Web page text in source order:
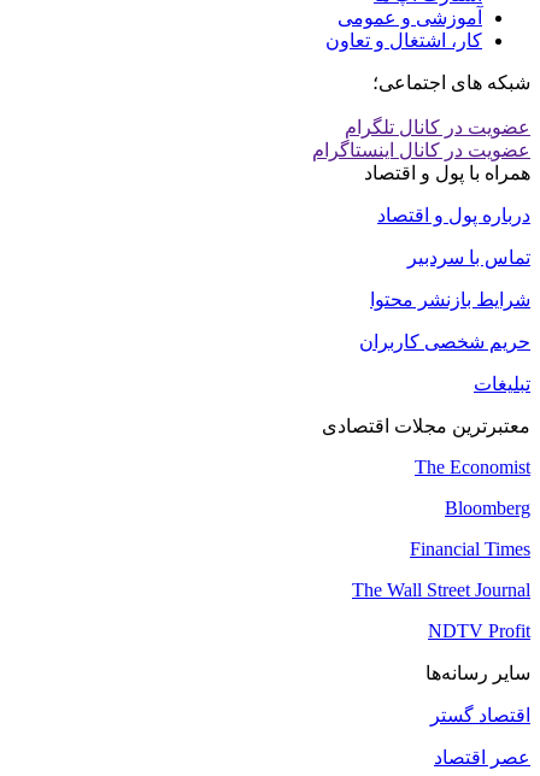
آموزشی و عمومی
کار، اشتغال و تعاون
شبکه های اجتماعی؛
عضویت در کانال تلگرام
عضویت در کانال اینستاگرام
همراه با پول و اقتصاد
درباره پول و اقتصاد
تماس با سردبیر
شرایط بازنشر محتوا
حریم شخصی کاربران
تبلیغات
معتبرترین مجلات اقتصادی
The Economist
Bloomberg
Financial Times
The Wall Street Journal
NDTV Profit
سایر رسانه‌ها
اقتصاد گستر
عصر اقتصاد